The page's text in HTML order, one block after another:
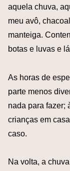
aquela chuva,
meu avô,
manteiga.
botas e luvas e
As horas de
parte menos
nada para fazer;
crianças em
caso.
Na volta, a